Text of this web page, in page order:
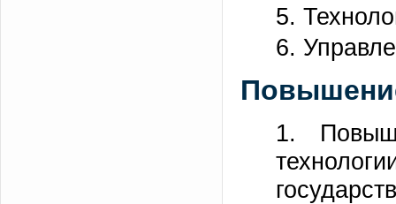
5.
6.
1.